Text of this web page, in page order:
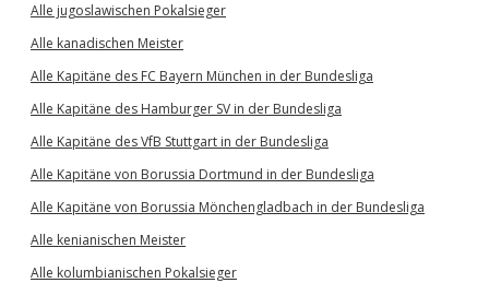
Alle jugoslawischen Pokalsieger
Alle kanadischen Meister
Alle Kapitäne des FC Bayern München in der Bundesliga
Alle Kapitäne des Hamburger SV in der Bundesliga
Alle Kapitäne des VfB Stuttgart in der Bundesliga
Alle Kapitäne von Borussia Dortmund in der Bundesliga
Alle Kapitäne von Borussia Mönchengladbach in der Bundesliga
Alle kenianischen Meister
Alle kolumbianischen Pokalsieger